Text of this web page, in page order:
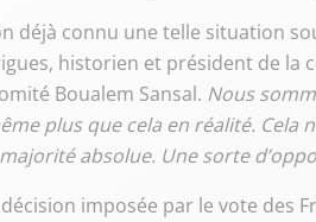
déjà connu une telle situation
historien et président de la
Boualem Sansal. Nous
plus que cela en réalité. Cela
absolue. Une sorte
imposée par le vote des